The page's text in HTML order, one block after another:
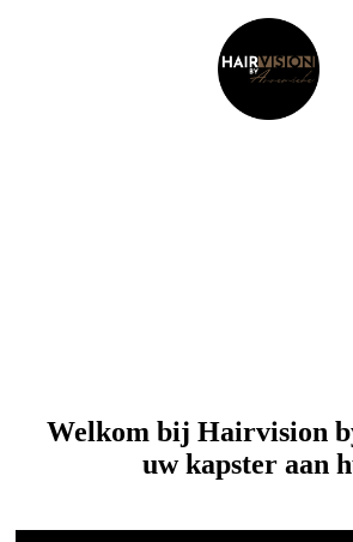
Welkom bij Hairvision
uw kapster aan